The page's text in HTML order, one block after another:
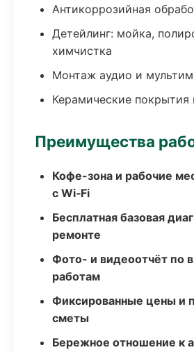
Антикоррозийная
Детейлинг: мойка,
химчистка
Монтаж аудио и
Керамические покрытия
Преимущества
Кофе-зона и рабочие
с Wi‑Fi
Бесплатная базовая
ремонте
Фото- и видеоотчёт по
работам
Фиксированные цены и
сметы
Бережное отношение к